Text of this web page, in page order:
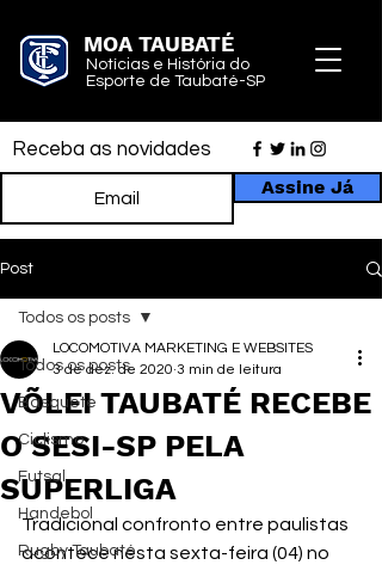
MOA TAUBATÉ
Notícias e História do
Esporte de Taubaté-SP
Receba as novidades
Assine Já
Post
Todos os posts
Basquete
Ciclismo
Futsal
Handebol
Rugby Taubaté
Todos os posts
VÕLEI TAUBATÉ RECEBE
O SESI-SP PELA
SUPERLIGA
LOCOMOTIVA MARKETING E WEBSITES
3 de dez. de 2020 3 min de leitura
Tradicional confronto entre paulistas
acontece nesta sexta-feira (04) no